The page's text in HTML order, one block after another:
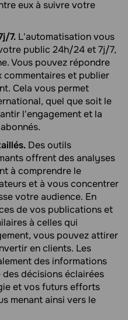
eux à suivre votre
7. L'automatisation vous
public 24h/24 et 7j/7,
Vous pouvez répondre
commentaires et publier
Cela vous permet
quel que soit le
l'engagement et la
Des outils
offrent des analyses
à comprendre le
et à vous concentrer
votre audience. En
de vos publications et
à celles qui
vous pouvez attirer
en clients. Les
des informations
décisions éclairées
et vos futurs efforts
menant ainsi vers le